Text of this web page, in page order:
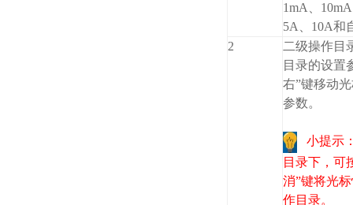
1mA、
5A、10A和
2
二级操作目
目录的设置
右”键移动
参数。
小提示
目录下，可
消”键将光
作目录。